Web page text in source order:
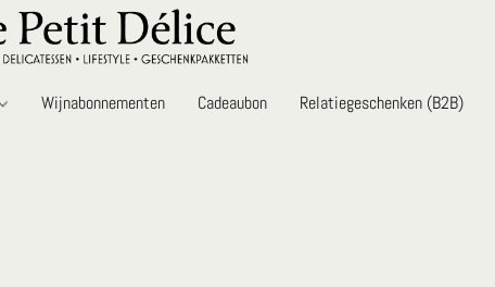
Wijnabonnementen Cadeaubon Relatiegeschenken (B2B)